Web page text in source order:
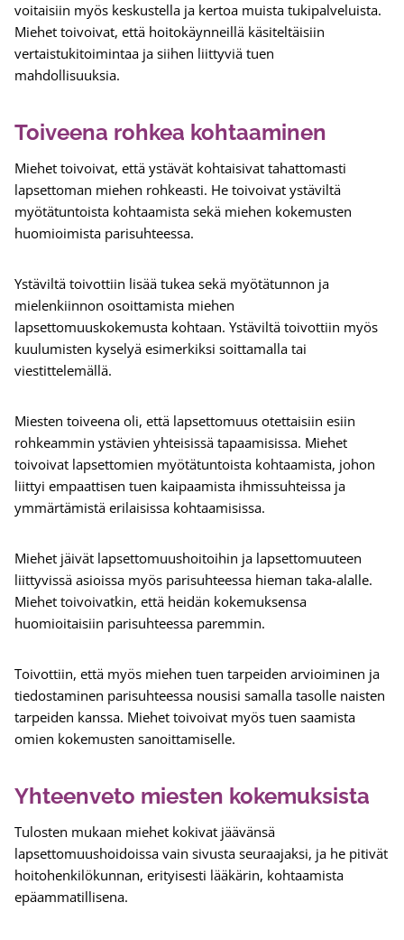
voitaisiin myös keskustella ja kertoa muista tukipalveluista.
Miehet toivoivat, että hoitokäynneillä käsiteltäisiin
vertaistukitoimintaa ja siihen liittyviä tuen
mahdollisuuksia.
Toiveena rohkea kohtaaminen
Miehet toivoivat, että ystävät kohtaisivat tahattomasti
lapsettoman miehen rohkeasti. He toivoivat ystäviltä
myötätuntoista kohtaamista sekä miehen kokemusten
huomioimista parisuhteessa.
Ystäviltä toivottiin lisää tukea sekä myötätunnon ja
mielenkiinnon osoittamista miehen
lapsettomuuskokemusta kohtaan. Ystäviltä toivottiin myös
kuulumisten kyselyä esimerkiksi soittamalla tai
viestittelemällä.
Miesten toiveena oli, että lapsettomuus otettaisiin esiin
rohkeammin ystävien yhteisissä tapaamisissa. Miehet
toivoivat lapsettomien myötätuntoista kohtaamista, johon
liittyi empaattisen tuen kaipaamista ihmissuhteissa ja
ymmärtämistä erilaisissa kohtaamisissa.
Miehet jäivät lapsettomuushoitoihin ja lapsettomuuteen
liittyvissä asioissa myös parisuhteessa hieman taka-alalle.
Miehet toivoivatkin, että heidän kokemuksensa
huomioitaisiin parisuhteessa paremmin.
Toivottiin, että myös miehen tuen tarpeiden arvioiminen ja
tiedostaminen parisuhteessa nousisi samalla tasolle naisten
tarpeiden kanssa. Miehet toivoivat myös tuen saamista
omien kokemusten sanoittamiselle.
Yhteenveto miesten kokemuksista
Tulosten mukaan miehet kokivat jäävänsä
lapsettomuushoidoissa vain sivusta seuraajaksi, ja he pitivät
hoitohenkilökunnan, erityisesti lääkärin, kohtaamista
epäammatillisena.